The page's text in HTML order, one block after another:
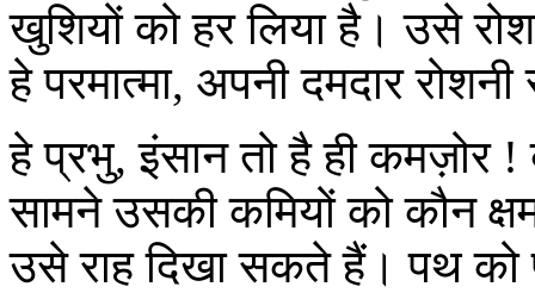
खुशियों को हर लिया है। उसे
हे परमात्मा, अपनी दमदार
हे प्रभु, इंसान तो है ही कमज़ोर !
सामने उसकी कमियों को कौन
उसे राह दिखा सकते हैं। पथ